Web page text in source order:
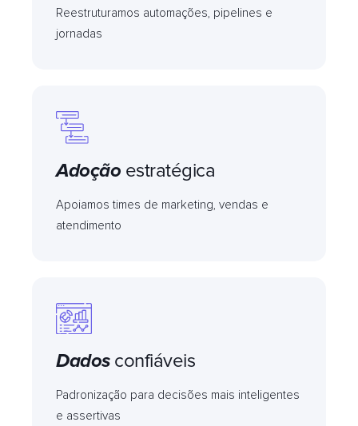
Reestruturamos automações, pipelines e
jornadas
Adoção estratégica
Apoiamos times de marketing, vendas e
atendimento
Dados confiáveis
Padronização para decisões mais inteligentes
e assertivas